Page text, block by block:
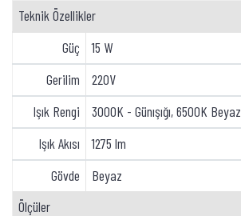
Teknik Özellikler
Güç
15 W
Gerilim
220V
Işık Rengi
3000K - Günışığı, 6500K Beyaz
Işık Akısı
1275 lm
Gövde
Beyaz
Ölçüler